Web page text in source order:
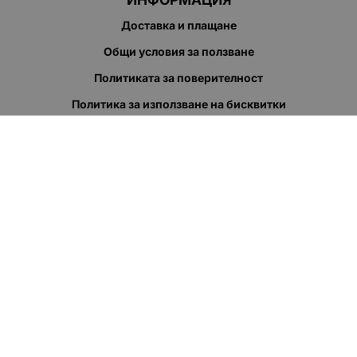
Доставка и плащане
Общи условия за ползване
Политиката за поверителност
Политика за използване на бисквитки